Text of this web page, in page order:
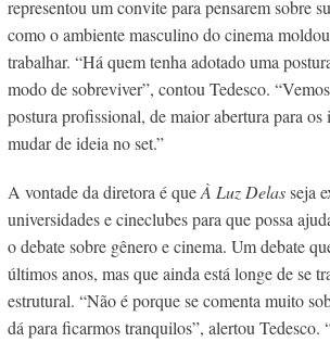
representou um convite para pensarem sobre
como o ambiente masculino do cinema
trabalhar. “Há quem tenha adotado uma
modo de sobreviver”, contou Tedesco.
postura profissional, de maior abertura para os
mudar de ideia no set.”
A vontade da diretora é queÀ Luz Delasseja
universidades e cineclubes para que possa
o debate sobre gênero e cinema. Um debate
últimos anos, mas que ainda está longe de se
estrutural. “Não é porque se comenta muito
dá para ficarmos tranquilos”, alertou Tedesco.